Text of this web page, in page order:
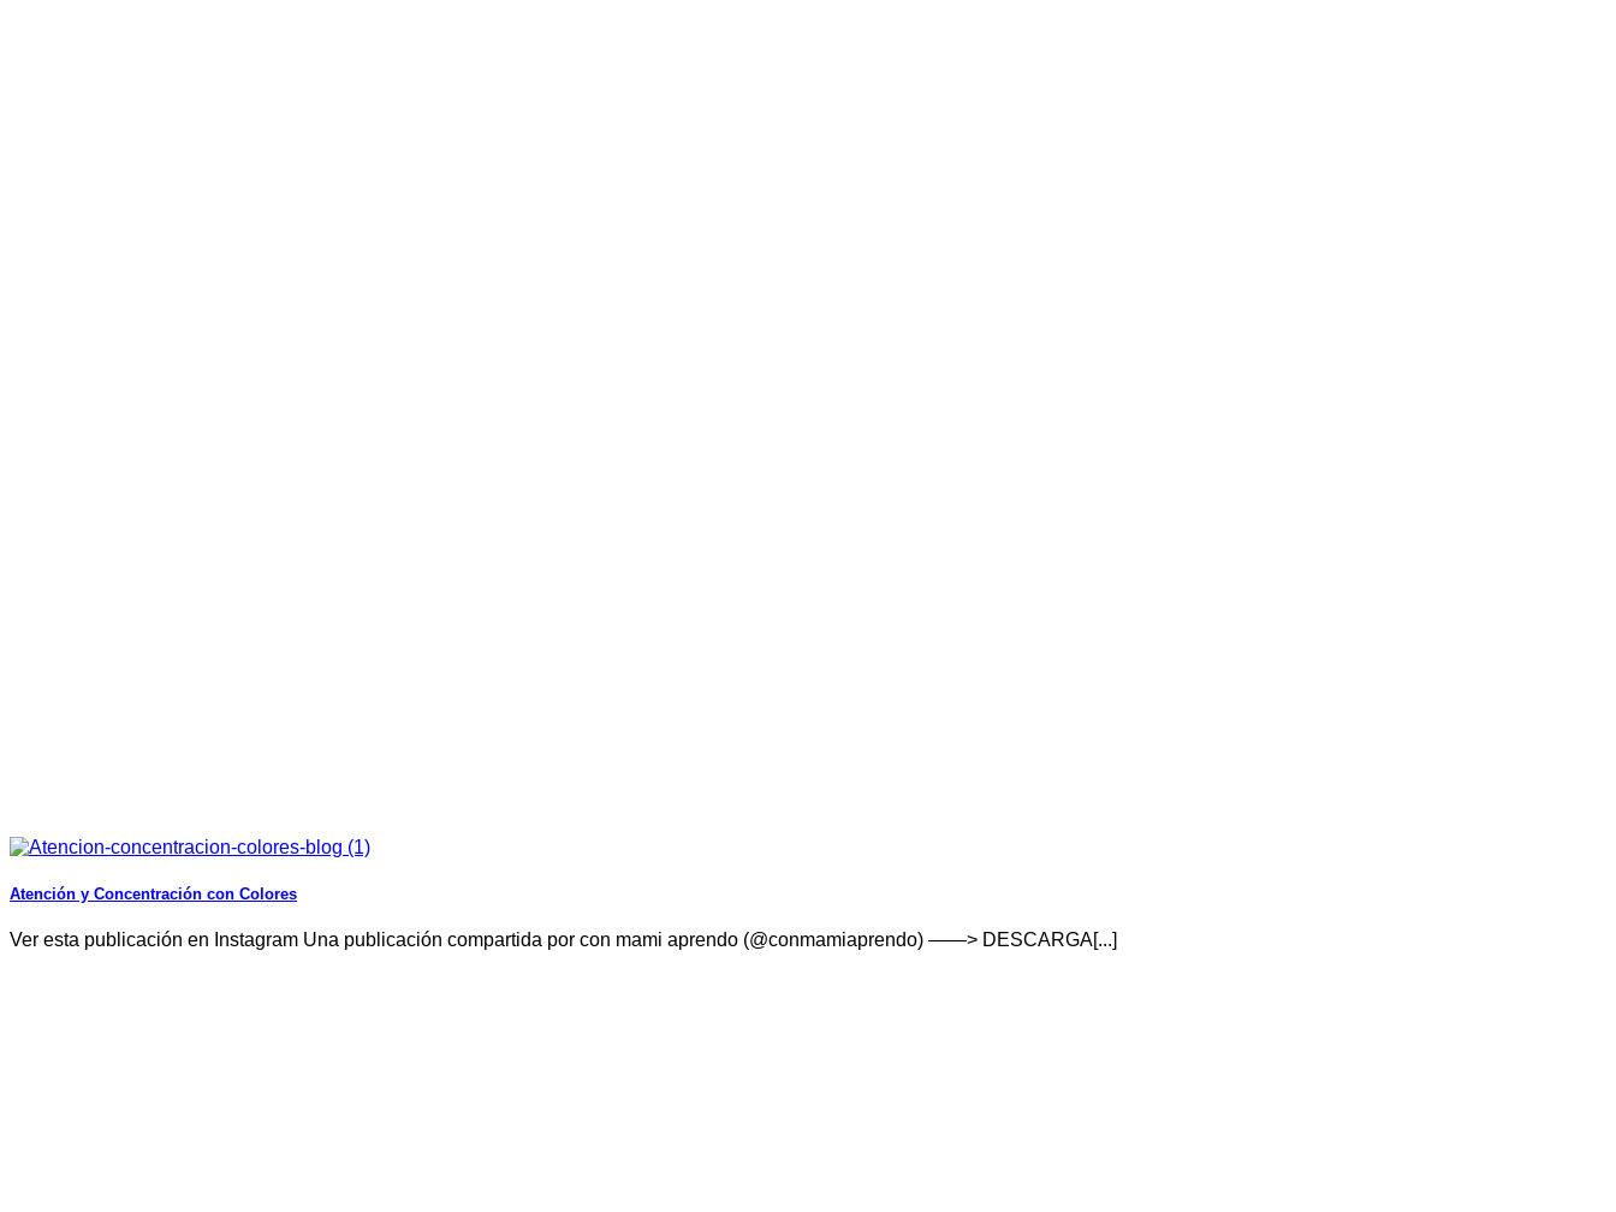
Atención y Concentración con Colores
Ver esta publicación en Instagram Una publicación compartida por con mami aprendo (@conmamiaprendo) ——> DESCARGA[...]